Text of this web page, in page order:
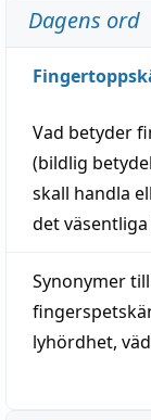
Dagens ord
Vad betyder
(bildlig
skall handla
det
Synonymer till
lyhördhet,